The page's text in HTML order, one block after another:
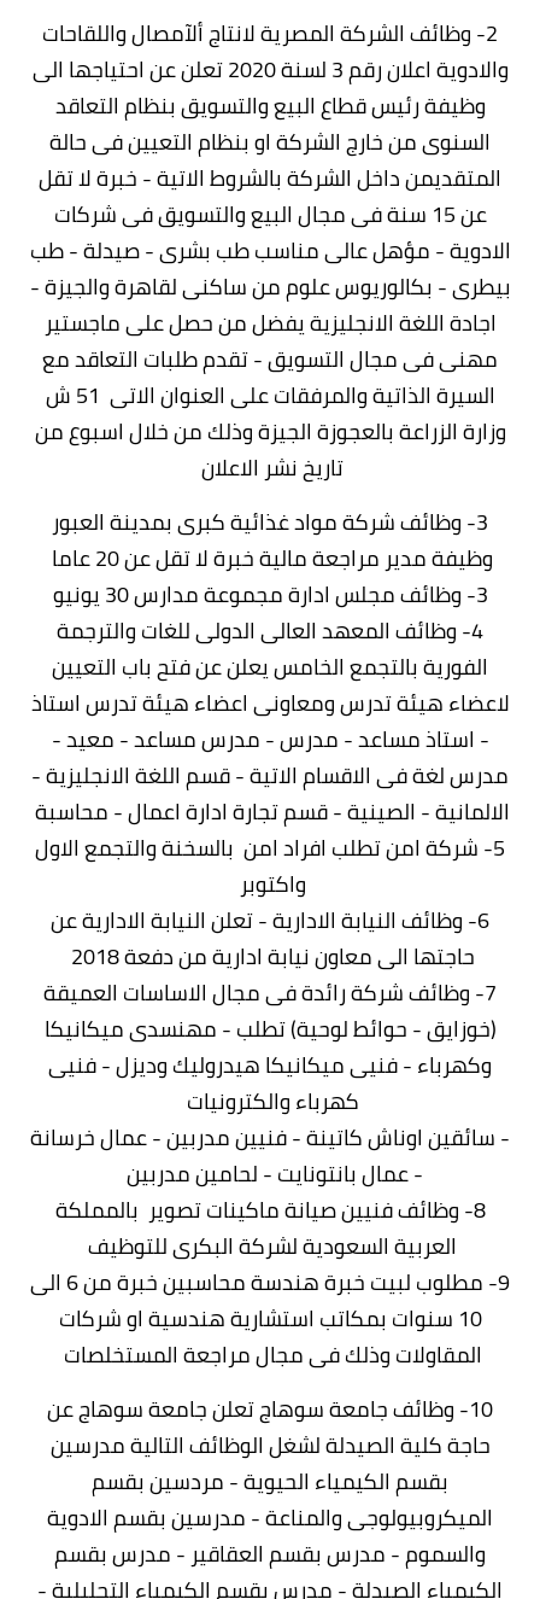
2- وظائف الشركة المصرية لانتاج ألآمصال واللقاحات
والادوية اعلان رقم 3 لسنة 2020 تعلن عن احتياجها الى
وظيفة رئيس قطاع البيع والتسويق بنظام التعاقد
السنوى من خارج الشركة او بنظام التعيين فى حالة
المتقديمن داخل الشركة بالشروط الاتية - خبرة لا تقل
عن 15 سنة فى مجال البيع والتسويق فى شركات
الادوية - مؤهل عالى مناسب طب بشرى - صيدلة - طب
بيطرى - بكالوريوس علوم من ساكنى لقاهرة والجيزة -
اجادة اللغة الانجليزية يفضل من حصل على ماجستير
مهنى فى مجال التسويق - تقدم طلبات التعاقد مع
السيرة الذاتية والمرفقات على العنوان الاتى 51 ش
وزارة الزراعة بالعجوزة الجيزة وذلك من خلال اسبوع من
تاريخ نشر الاعلان
3- وظائف شركة مواد غذائية كبرى بمدينة العبور
وظيفة مدير مراجعة مالية خبرة لا تقل عن 20 عاما
3- وظائف مجلس ادارة مجموعة مدارس 30 يونيو
4- وظائف المعهد العالى الدولى للغات والترجمة
الفورية بالتجمع الخامس يعلن عن فتح باب التعيين
لاعضاء هيئة تدرس ومعاونى اعضاء هيئة تدرس استاذ
- استاذ مساعد - مدرس - مدرس مساعد - معيد -
مدرس لغة فى الاقسام الاتية - قسم اللغة الانجليزية -
الالمانية - الصينية - قسم تجارة ادارة اعمال - محاسبة
5- شركة امن تطلب افراد امن بالسخنة والتجمع الاول
واكتوبر
6- وظائف النيابة الادارية - تعلن النيابة الادارية عن
حاجتها الى معاون نيابة ادارية من دفعة 2018
7- وظائف شركة رائدة فى مجال الاساسات العميقة
(خوزايق - حوائط لوحية) تطلب - مهنسدى ميكانيكا
وكهرباء - فنيى ميكانيكا هيدروليك وديزل - فنيى
كهرباء والكترونيات
- سائقين اوناش كاتينة - فنيين مدربين - عمال خرسانة
- عمال بانتونايت - لحامين مدربين
8- وظائف فنيين صيانة ماكينات تصوير بالمملكة
العربية السعودية لشركة البكرى للتوظيف
9- مطلوب لبيت خبرة هندسة محاسبين خبرة من 6 الى
10 سنوات بمكاتب استشارية هندسية او شركات
المقاولات وذلك فى مجال مراجعة المستخلصات
10- وظائف جامعة سوهاج تعلن جامعة سوهاج عن
حاجة كلية الصيدلة لشغل الوظائف التالية مدرسين
بقسم الكيمياء الحيوية - مردسين بقسم
الميكروبيولوجى والمناعة - مدرسين بقسم الادوية
والسموم - مدرس بقسم العقاقير - مدرس بقسم
الكيمياء الصيدلة - مدرس بقسم الكيمياء التحليلية -